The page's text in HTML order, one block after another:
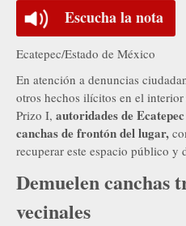
Escucha la nota
Ecatepec/Estado de México
En atención a denuncias
otros hechos ilícitos en el
Prizo I, autoridades de
canchas de frontón del lugar,
recuperar este espacio público y
Demuelen canchas
vecinales